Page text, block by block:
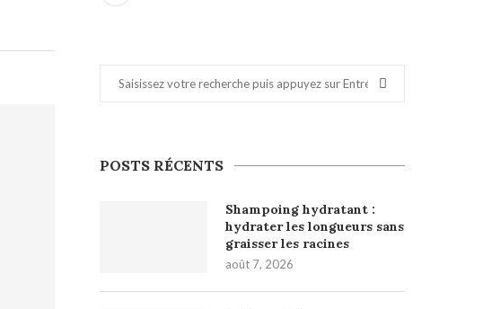
POSTS RÉCENTS
Shampoing hydratant :
hydrater les longueurs sans
graisser les racines
août 7, 2026